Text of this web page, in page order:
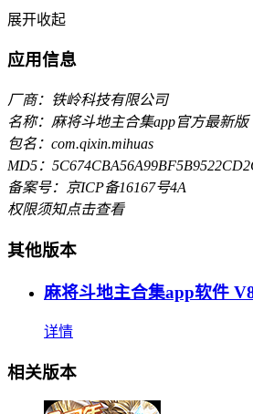
展开收起
应用信息
厂商：铁岭科技有限公司
名称：麻将斗地主合集app官方最新版
包名：com.qixin.mihuas
MD5：
备案号：京ICP备16167号4A
权限须知点击查看
其他版本
麻将斗地主合集app软件
详情
相关版本